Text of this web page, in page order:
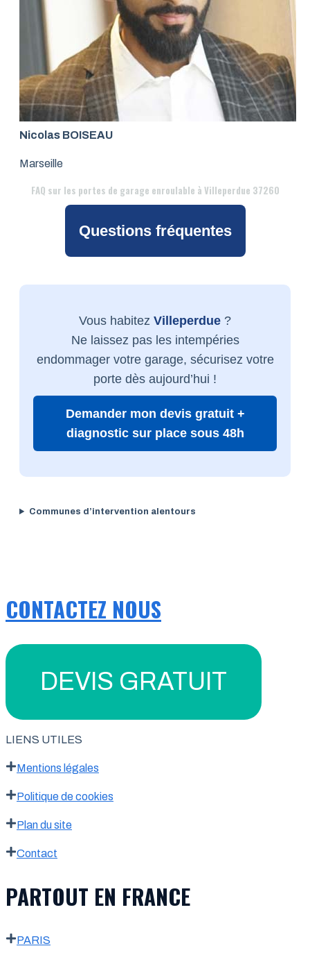
Nicolas BOISEAU
Marseille
FAQ sur les portes de garage enroulable à Villeperdue 37260
Questions fréquentes
Vous habitez Villeperdue ?
Ne laissez pas les intempéries
endommager votre garage, sécurisez votre
porte dès aujourd’hui !
Demander mon devis gratuit +
diagnostic sur place sous 48h
Communes d’intervention alentours
CONTACTEZ NOUS
DEVIS GRATUIT
LIENS UTILES
Mentions légales
Politique de cookies
Plan du site
Contact
PARTOUT EN FRANCE
PARIS